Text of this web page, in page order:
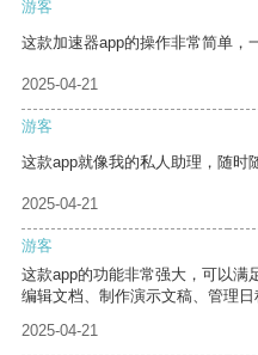
游客
这款加速器app的操作非常简单，
2025-04-21
游客
这款app就像我的私人助理，随时
2025-04-21
游客
这款app的功能非常强大，可以满
编辑文档、制作演示文稿、管理日
2025-04-21